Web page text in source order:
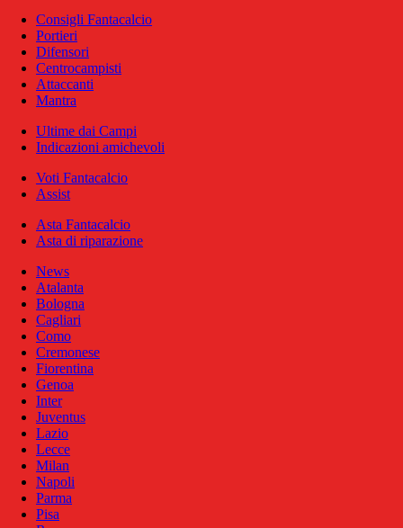
Consigli Fantacalcio
Portieri
Difensori
Centrocampisti
Attaccanti
Mantra
Ultime dai Campi
Indicazioni amichevoli
Voti Fantacalcio
Assist
Asta Fantacalcio
Asta di riparazione
News
Atalanta
Bologna
Cagliari
Como
Cremonese
Fiorentina
Genoa
Inter
Juventus
Lazio
Lecce
Milan
Napoli
Parma
Pisa